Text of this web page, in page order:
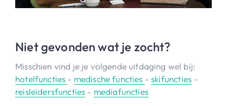
Niet gevonden wat je zocht?
Misschien vind je je volgende uitdaging wel bij:
hotelfuncties - medische functies -skifuncties -
reisleidersfuncties - mediafuncties